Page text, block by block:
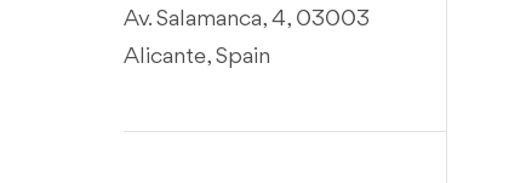
Av. Salamanca, 4, 03003
Alicante, Spain